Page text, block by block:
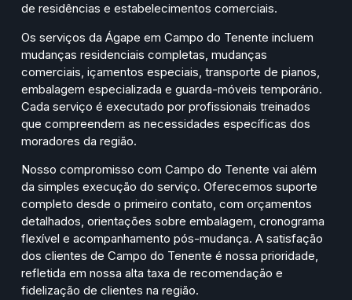
de residências e estabelecimentos comerciais.
Os serviços da Ágape em Campo do Tenente incluem
mudanças residenciais completas, mudanças
comerciais, içamentos especiais, transporte de pianos,
embalagem especializada e guarda-móveis temporário.
Cada serviço é executado por profissionais treinados
que compreendem as necessidades específicas dos
moradores da região.
Nosso compromisso com Campo do Tenente vai além
da simples execução do serviço. Oferecemos suporte
completo desde o primeiro contato, com orçamentos
detalhados, orientações sobre embalagem, cronograma
flexível e acompanhamento pós-mudança. A satisfação
dos clientes de Campo do Tenente é nossa prioridade,
refletida em nossa alta taxa de recomendação e
fidelização de clientes na região.